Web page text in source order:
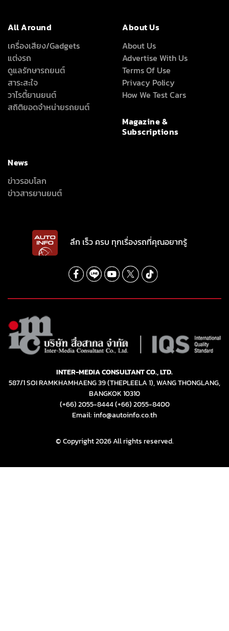
All Around
เครื่องเสียง/Gadgets
แต่งรถ
ดูแลรักษารถยนต์
สาระสะใจ
วาไรตี้ยานยนต์
สถิติยอดจำหน่ายรถยนต์
About Us
About Us
Advertise With Us
Terms Of Use
Privacy Policy
How We Test Cars
Magazine &
Subscriptions
News
ข่าวรอบโลก
ข่าวสารยานยนต์
ลึก เร็ว ครบ ทุกเรื่องรถที่คุณอยากรู้
INTER-MEDIA CONSULTANT CO., LTD.
587/1 SOI RAMKHAMHAENG 39 (THEPLEELA 1), WANG THONGLANG,
BANGKOK 10310
(+66) 2055-8444(+66) 2055-8400
Email: info@autoinfo.co.th
© Copyright 2026 All rights reserved.